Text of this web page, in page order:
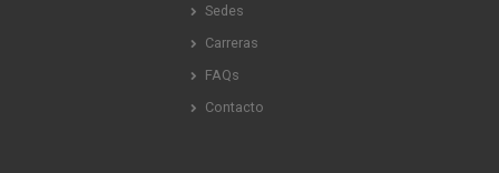
Sedes
Carreras
FAQs
Contacto